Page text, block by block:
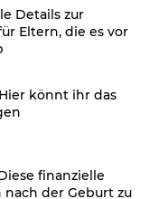
Details zur
Eltern, die es vor
könnt ihr das
finanzielle
der Geburt zu